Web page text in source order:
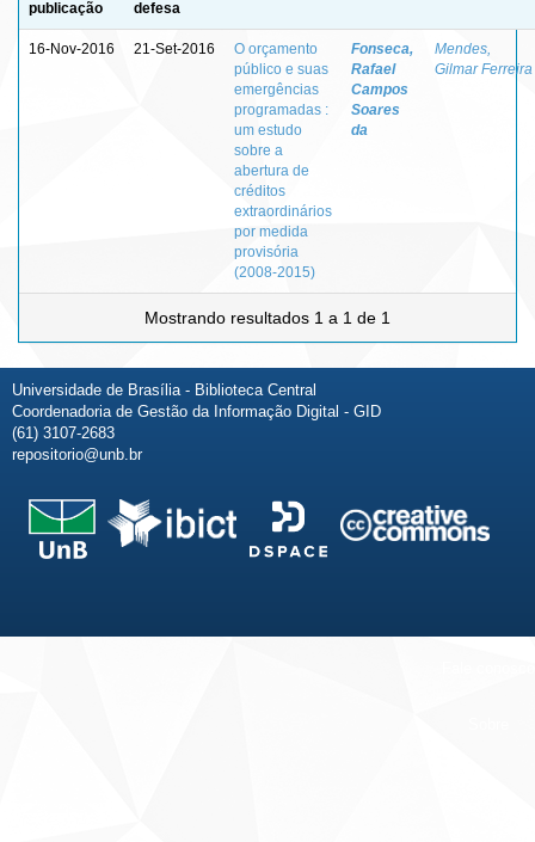
publicação
defesa
16-Nov-2016 21-Set-2016
O orçamento
público e suas
emergências
programadas :
um estudo
sobre a
abertura de
créditos
extraordinários
por medida
provisória
(2008-2015)
Fonseca,
Rafael
Campos
Soares
da
Mendes,
Gilmar Ferreira
Mostrando resultados 1 a 1 de 1
Universidade de Brasília - Biblioteca Central
Coordenadoria de Gestão da Informação Digital - GID
(61) 3107-2683
repositorio@unb.br